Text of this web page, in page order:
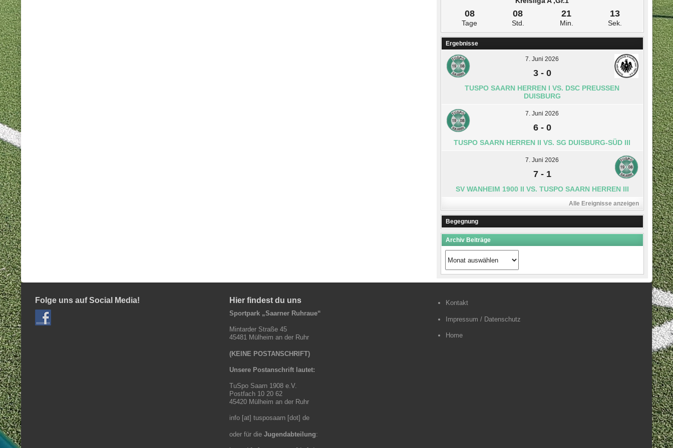
08
Tage
08
Std.
21
Min.
13
Sek.
Ergebnisse
7. Juni 2026
3- 0
TUSPO SAARN HERREN I VS. DSC PREUSSEN D
UISBURG
7. Juni 2026
6- 0
TUSPO SAARN HERREN II VS. SG DUISBURG-SÜD III
7. Juni 2026
7- 1
SV WANHEIM 1900 II VS. TUSPO SAARN HERREN III
Alle Ereignisse anzeigen
Begegnung
Archiv Beiträge
Archiv
Beiträge
Folge uns auf Social Media! Hier findest du uns
Sportpark „Saarner Ruhraue“
Mintarder Straße 45
45481 Mülheim an der Ruhr
(KEINE POSTANSCHRIFT)
Unsere Postanschrift lautet:
TuSpo Saarn 1908 e.V.
Postfach 10 20 62
45420 Mülheim an der Ruhr
info [at] tusposaarn [dot] de
oder für die Jugendabteilung:
Kontakt
Impressum / Datenschutz
Home